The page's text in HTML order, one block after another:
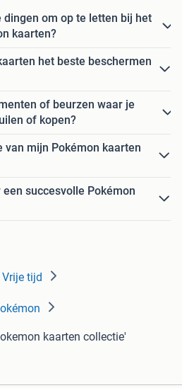
om op te letten bij het
kaarten?
het beste beschermen
of beurzen waar je
of kopen?
van mijn Pokémon kaarten
succesvolle Pokémon
tijd
kaarten collectie'